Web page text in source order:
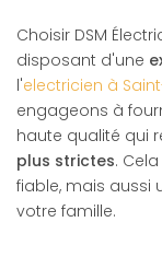
Choisir DSM
disposant d'une
l'electricien à
engageons à
haute qualité qui
plus strictes.
fiable, mais aussi
votre famille.